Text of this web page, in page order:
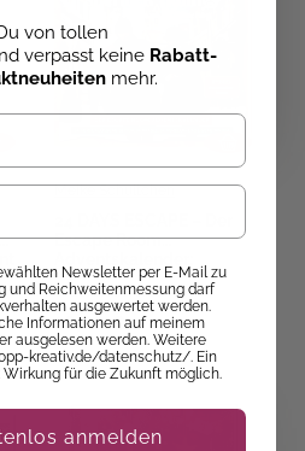
Meike Schultchen
Escape Room
Sherlock Holmes und die
Jagd nach Sir Wintersby
Sofort lieferbar
16,99 €
von tollen
verpasst keine Rabatt-
mehr.
Newsletter per E-Mail zu
und Reichweitenmessung darf
ausgewertet werden.
Informationen auf meinem
ausgelesen werden. Weitere
kreativ.de/datenschutz/. Ein
für die Zukunft möglich.
anmelden